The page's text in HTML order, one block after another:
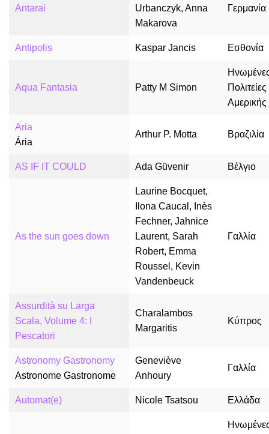
Antarai
Urbanczyk, Anna
Makarova
Γερμανία
Antipolis Kaspar Jancis Εσθονία
Aqua Fantasia Patty M Simon
Πολιτείες
Αμερικής
Aria
Ária
Arthur P. Motta Βραζιλία
AS IF IT COULD Ada Güvenir Βέλγιο
As the sun goes down
Laurine Bocquet,
Ilona Caucal, Inès
Fechner, Jahnice
Laurent, Sarah
Robert, Emma
Roussel, Kevin
Vandenbeuck
Γαλλία
Assurdità su Larga
Scala, Volume 4: I
Pescatori
Charalambos
Margaritis
Κύπρος
Astronomy Gastronomy
Astronome Gastronome
Geneviève
Anhoury
Γαλλία
Automat(e) Nicole Tsatsou Ελλάδα